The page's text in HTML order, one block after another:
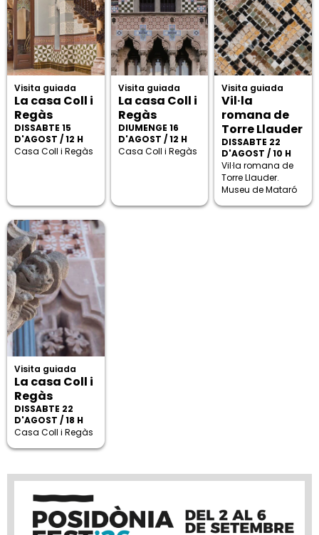
Visita guiada
La casa Coll i
Regàs
DISSABTE 15
D'AGOST / 12 H
Casa Coll i Regàs
Visita guiada
La casa Coll i
Regàs
DIUMENGE 16
D'AGOST / 12 H
Casa Coll i Regàs
Visita guiada
Vil·la
romana de
Torre Llauder
DISSABTE 22
D'AGOST / 10 H
Vil·la romana de
Torre Llauder.
Museu de Mataró
Visita guiada
La casa Coll i
Regàs
DISSABTE 22
D'AGOST / 18 H
Casa Coll i Regàs